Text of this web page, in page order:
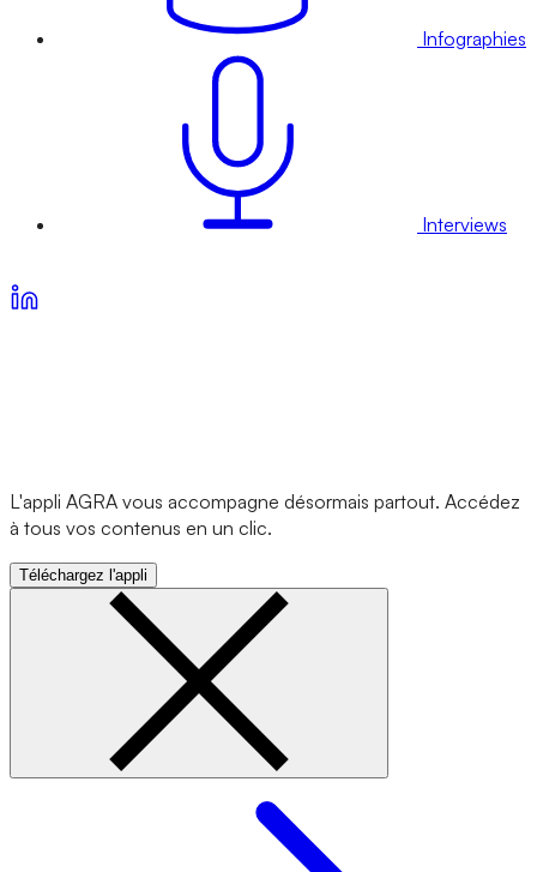
Infographies
Interviews
L'appli AGRA vous accompagne désormais partout. Accédez
à tous vos contenus en un clic.
Téléchargez l'appli